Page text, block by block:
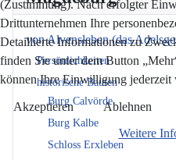
von Alvensleben (das
Persönlichkeiten
historische Bauten
Burg Calvörde
Burg Kalbe
Schloss Erxleben
(Zustimmung). Nach erfolgter
Drittunternehmen Ihre
Detaillierte Informationen zu
finden Sie unter dem Button
können Ihre Einwilligung jederzeit
Akzeptieren Ablehnen
Weitere